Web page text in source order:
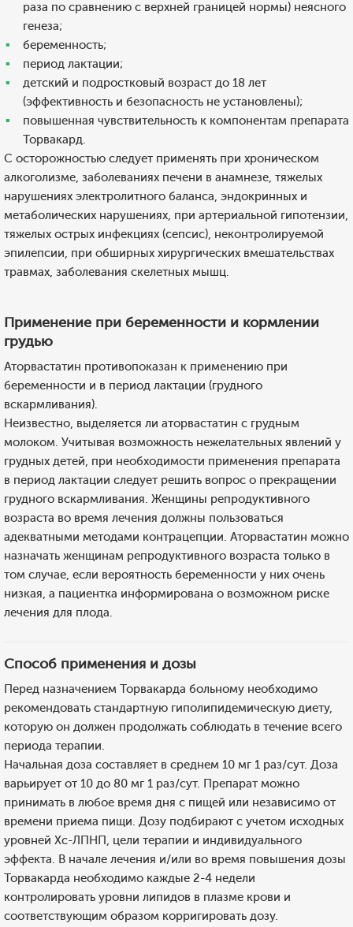
раза по сравнению с верхней границей нормы) неясного
генеза;
беременность;
период лактации;
детский и подростковый возраст до 18 лет
(эффективность и безопасность не установлены);
повышенная чувствительность к компонентам препарата
Торвакард.
С осторожностью следует применять при хроническом
алкоголизме, заболеваниях печени в анамнезе, тяжелых
нарушениях электролитного баланса, эндокринных и
метаболических нарушениях, при артериальной гипотензии,
тяжелых острых инфекциях (сепсис), неконтролируемой
эпилепсии, при обширных хирургических вмешательствах
травмах, заболевания скелетных мышц.
Применение при беременности и кормлении
грудью
Аторвастатин противопоказан к применению при
беременности и в период лактации (грудного
вскармливания).
Неизвестно, выделяется ли аторвастатин с грудным
молоком. Учитывая возможность нежелательных явлений у
грудных детей, при необходимости применения препарата
в период лактации следует решить вопрос о прекращении
грудного вскармливания. Женщины репродуктивного
возраста во время лечения должны пользоваться
адекватными методами контрацепции. Аторвастатин можно
назначать женщинам репродуктивного возраста только в
том случае, если вероятность беременности у них очень
низкая, а пациентка информирована о возможном риске
лечения для плода.
Способ применения и дозы
Перед назначением Торвакарда больному необходимо
рекомендовать стандартную гиполипидемическую диету,
которую он должен продолжать соблюдать в течение всего
периода терапии.
Начальная доза составляет в среднем 10 мг 1 раз/сут. Доза
варьирует от 10 до 80 мг 1 раз/сут. Препарат можно
принимать в любое время дня с пищей или независимо от
времени приема пищи. Дозу подбирают с учетом исходных
уровней Хс-ЛПНП, цели терапии и индивидуального
эффекта. В начале лечения и/или во время повышения дозы
Торвакарда необходимо каждые 2-4 недели
контролировать уровни липидов в плазме крови и
соответствующим образом корригировать дозу.